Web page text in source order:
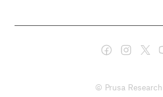
© Prusa Research